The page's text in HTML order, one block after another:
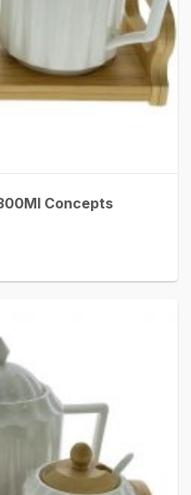
Concepts